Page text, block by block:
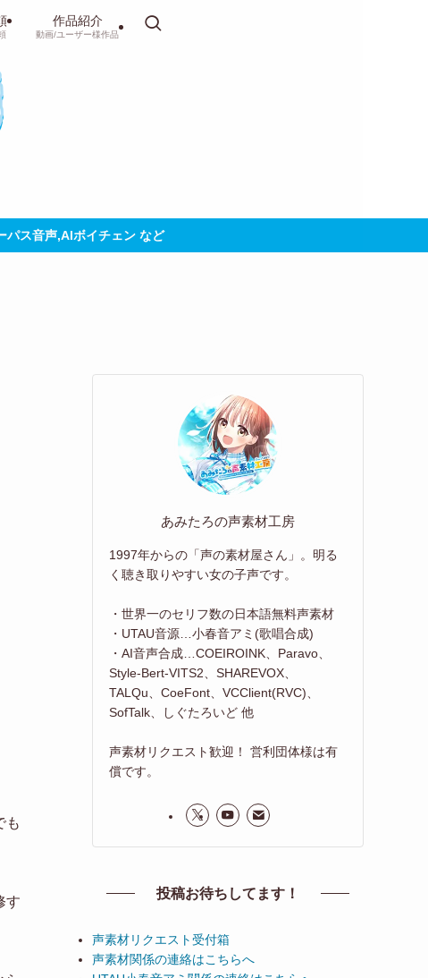
作品紹介
動画/ユーザー様作品
パス音声,AIボイチェン など
も
す
あみたろの声素材工房
1997年からの「声の素材屋さん」。明る
く聴き取りやすい女の子声です。
・世界一のセリフ数の日本語無料声素材
・UTAU音源…小春音アミ(歌唱合成)
・AI音声合成…COEIROINK、Paravo、
Style-Bert-VITS2、SHAREVOX、
TALQu、CoeFont、VCClient(RVC)、
SofTalk、しぐたろいど 他
声素材リクエスト歓迎！ 営利団体様は有
償です。
投稿お待ちしてます！
声素材リクエスト受付箱
声素材関係の連絡はこちらへ